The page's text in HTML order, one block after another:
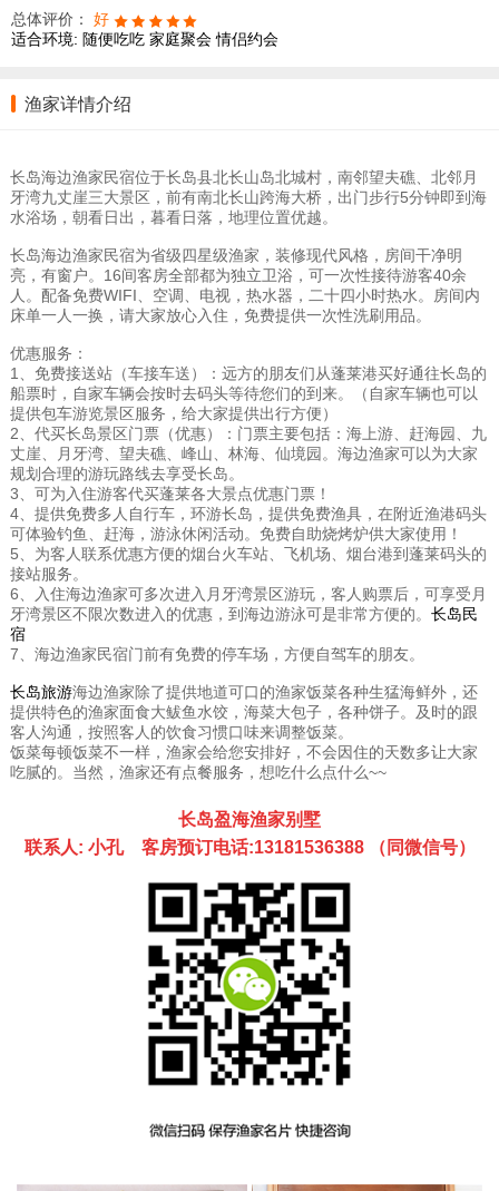
总体评价： 好
适合环境: 随便吃吃 家庭聚会 情侣约会
渔家详情介绍
长岛海边渔家民宿位于长岛县北长山岛北城村，南邻望夫礁、北邻月
牙湾九丈崖三大景区，前有南北长山跨海大桥，出门步行5分钟即到海
水浴场，朝看日出，暮看日落，地理位置优越。
长岛海边渔家民宿为省级四星级渔家，装修现代风格，房间干净明
亮，有窗户。16间客房全部都为独立卫浴，可一次性接待游客40余
人。配备免费WIFI、空调、电视，热水器，二十四小时热水。房间内
床单一人一换，请大家放心入住，免费提供一次性洗刷用品。
优惠服务：
1、免费接送站（车接车送）：远方的朋友们从蓬莱港买好通往长岛的
船票时，自家车辆会按时去码头等待您们的到来。（自家车辆也可以
提供包车游览景区服务，给大家提供出行方便）
2、代买长岛景区门票（优惠）：门票主要包括：海上游、赶海园、九
丈崖、月牙湾、望夫礁、峰山、林海、仙境园。海边渔家可以为大家
规划合理的游玩路线去享受长岛。
3、可为入住游客代买蓬莱各大景点优惠门票！
4、提供免费多人自行车，环游长岛，提供免费渔具，在附近渔港码头
可体验钓鱼、赶海，游泳休闲活动。免费自助烧烤炉供大家使用！
5、为客人联系优惠方便的烟台火车站、飞机场、烟台港到蓬莱码头的
接站服务。
6、入住海边渔家可多次进入月牙湾景区游玩，客人购票后，可享受月
牙湾景区不限次数进入的优惠，到海边游泳可是非常方便的。 长岛民
宿
7、海边渔家民宿门前有免费的停车场，方便自驾车的朋友。
长岛旅游海边渔家除了提供地道可口的渔家饭菜各种生猛海鲜外，还
提供特色的渔家面食大鲅鱼水饺，海菜大包子，各种饼子。及时的跟
客人沟通，按照客人的饮食习惯口味来调整饭菜。
饭菜每顿饭菜不一样，渔家会给您安排好，不会因住的天数多让大家
吃腻的。当然，渔家还有点餐服务，想吃什么点什么~~
长岛盈海渔家别墅
联系人: 小孔 客房预订电话:13181536388 （同微信号）